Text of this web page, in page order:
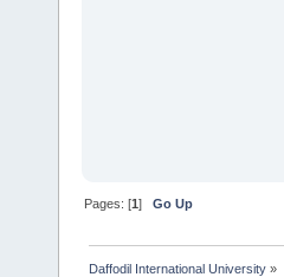
Pages: [1]Go Up
Daffodil International University »